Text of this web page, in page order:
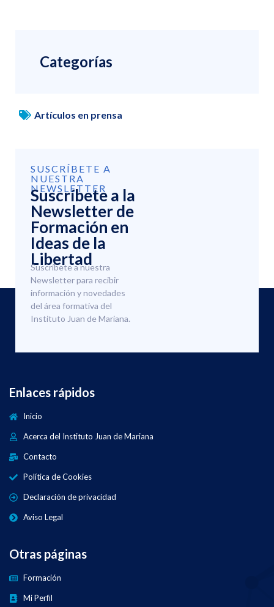
Categorías
Artículos en prensa
SUSCRÍBETE A
NUESTRA
NEWSLETTER
Suscríbete a la
Newsletter de
Formación en
Ideas de la
Libertad
Suscríbete a nuestra
Newsletter para recibir
información y novedades
del área formativa del
Instituto Juan de Mariana.
Enlaces rápidos
Inicio
Acerca del Instituto Juan de Mariana
Contacto
Política de Cookies
Declaración de privacidad
Aviso Legal
Otras páginas
Formación
Mi Perfil